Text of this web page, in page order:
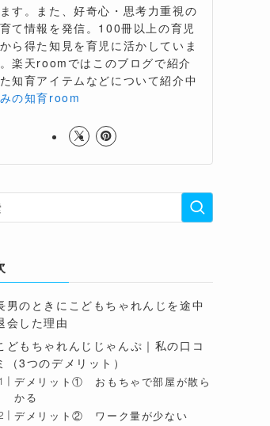
す。また、好奇心・思考力重視の
て情報を発信。100冊以上の育児
ら得た知見を育児に活かしていま
楽天roomではこのブログで紹介
知育アイテムなどについて紹介中
の知育room
男のときにこどもちゃれんじを途中
会した理由
どもちゃれんじじゃんぷ｜私の口コ
（3つのデメリット）
デメリット① おもちゃで部屋が散ら
かる
デメリット② ワーク量が少ない